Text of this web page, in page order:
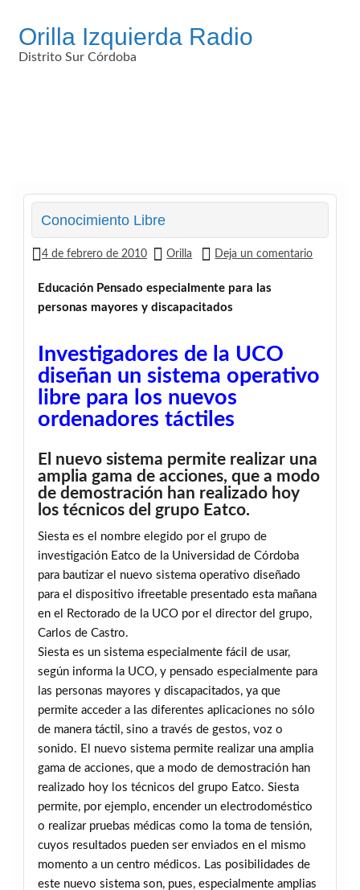
contenido
Orilla Izquierda Radio
Distrito Sur Córdoba
Conocimiento Libre
4 de febrero de 2010 Orilla Deja un comentario
EducaciónPensado especialmente para las
personas mayores y discapacitados
Investigadores de la UCO
diseñan un sistema operativo
libre para los nuevos
ordenadores táctiles
El nuevo sistema permite realizar una
amplia gama de acciones, que a modo
de demostración han realizado hoy
los técnicos del grupo Eatco.
Siesta es el nombre elegido por el grupo de
investigación Eatco de la Universidad de Córdoba
para bautizar el nuevo sistema operativo diseñado
para el dispositivo ifreetable presentado esta mañana
en el Rectorado de la UCO por el director del grupo,
Carlos de Castro.
Siesta es un sistema especialmente fácil de usar,
según informa la UCO, y pensado especialmente para
las personas mayores y discapacitados, ya que
permite acceder a las diferentes aplicaciones no sólo
de manera táctil, sino a través de gestos, voz o
sonido. El nuevo sistema permite realizar una amplia
gama de acciones, que a modo de demostración han
realizado hoy los técnicos del grupo Eatco. Siesta
permite, por ejemplo, encender un electrodoméstico
o realizar pruebas médicas como la toma de tensión,
cuyos resultados pueden ser enviados en el mismo
momento a un centro médicos. Las posibilidades de
este nuevo sistema son, pues, especialmente amplias